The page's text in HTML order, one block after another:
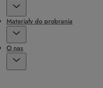
Materiały do probrania
O nas